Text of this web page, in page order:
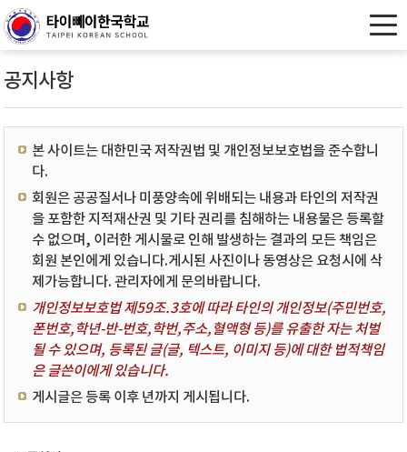
공지사항
본 사이트는 대한민국 저작권법 및 개인정보보호법을 준수합니
다.
회원은 공공질서나 미풍양속에 위배되는 내용과 타인의 저작권
을 포함한 지적재산권 및 기타 권리를 침해하는 내용물은 등록할
수 없으며, 이러한 게시물로 인해 발생하는 결과의 모든 책임은
회원 본인에게 있습니다.게시된 사진이나 동영상은 요청시에 삭
제가능합니다. 관리자에게 문의바랍니다.
개인정보보호법 제59조.3호에 따라 타인의 개인정보(주민번호,
폰번호,학년-반-번호,학번,주소,혈액형 등)를 유출한 자는 처벌
될 수 있으며, 등록된 글(글, 텍스트, 이미지 등)에 대한 법적책임
은 글쓴이에게 있습니다.
게시글은 등록 이후 년까지 게시됩니다.